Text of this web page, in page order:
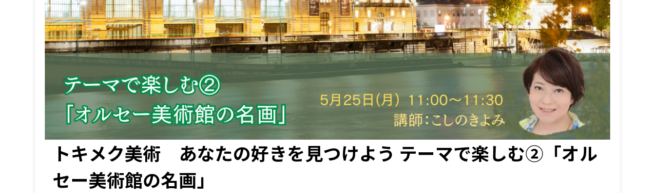
トキメク美術 あなたの好きを見つけよう テーマで楽しむ②「オル
セー美術館の名画」